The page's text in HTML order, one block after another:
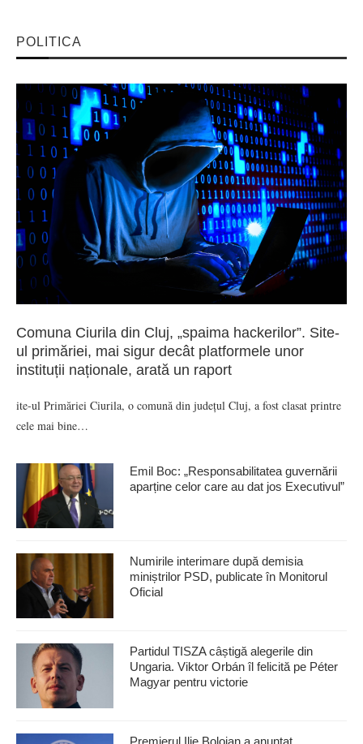
POLITICA
Comuna Ciurila din Cluj, „spaima hackerilor”. Site-
ul primăriei, mai sigur decât platformele unor
instituții naționale, arată un raport
ite-ul Primăriei Ciurila, o comună din județul Cluj, a fost clasat printre
cele mai bine…
Emil Boc: „Responsabilitatea guvernării
aparține celor care au dat jos Executivul”
Numirile interimare după demisia
miniștrilor PSD, publicate în Monitorul
Oficial
Partidul TISZA câștigă alegerile din
Ungaria. Viktor Orbán îl felicită pe Péter
Magyar pentru victorie
Premierul Ilie Bolojan a anunţat